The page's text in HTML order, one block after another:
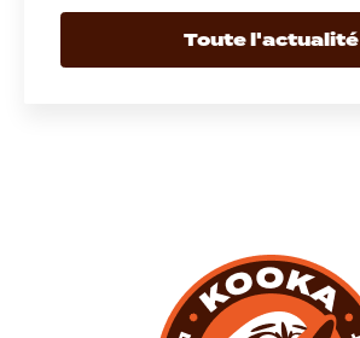
Toute l'actualité